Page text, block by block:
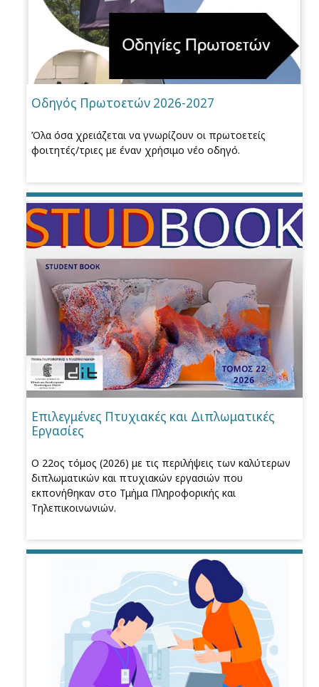
Οδηγός Πρωτοετών 2026-2027
Όλα όσα χρειάζεται να γνωρίζουν οι πρωτοετείς
φοιτητές/τριες με έναν χρήσιμο νέο οδηγό.
Επιλεγμένες Πτυχιακές και Διπλωματικές
Εργασίες
Ο 22ος τόμος (2026) με τις περιλήψεις των καλύτερων
διπλωματικών και πτυχιακών εργασιών που
εκπονήθηκαν στο Τμήμα Πληροφορικής και
Τηλεπικοινωνιών.